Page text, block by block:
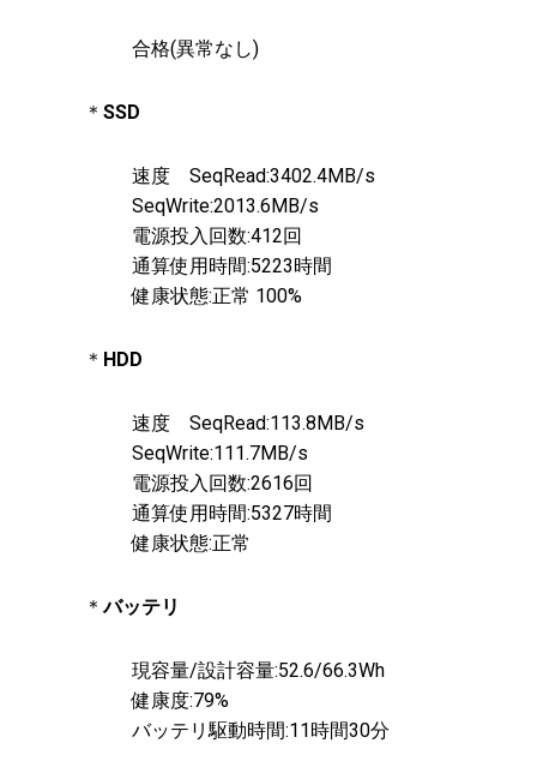
合格(異常なし)
＊ SSD
速度 SeqRead:3402.4MB/s
SeqWrite:2013.6MB/s
電源投入回数:412回
通算使用時間:5223時間
健康状態:正常 100%
＊ HDD
速度 SeqRead:113.8MB/s
SeqWrite:111.7MB/s
電源投入回数:2616回
通算使用時間:5327時間
健康状態:正常
＊バッテリ
現容量/設計容量:52.6/66.3Wh
健康度:79%
バッテリ駆動時間:11時間30分